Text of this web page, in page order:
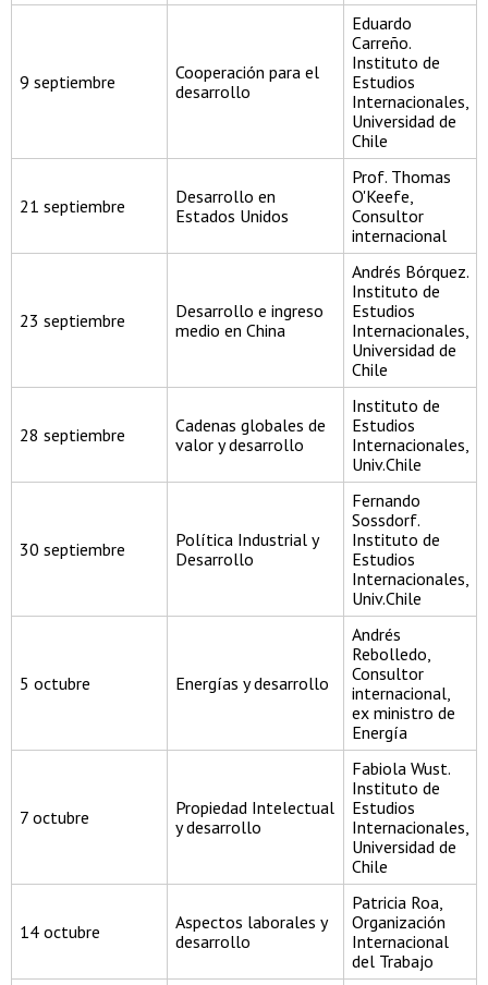
9 septiembre
Cooperación para el
desarrollo
Eduardo
Carreño.
Instituto de
Estudios
Internacionales,
Universidad de
Chile
21 septiembre
Desarrollo en
Estados Unidos
Prof. Thomas
O'Keefe,
Consultor
internacional
23 septiembre
Desarrollo e ingreso
medio en China
Andrés Bórquez.
Instituto de
Estudios
Internacionales,
Universidad de
Chile
28 septiembre
Cadenas globales de
valor y desarrollo
Instituto de
Estudios
Internacionales,
Univ.Chile
30 septiembre
Política Industrial y
Desarrollo
Fernando
Sossdorf.
Instituto de
Estudios
Internacionales,
Univ.Chile
5 octubre Energías y desarrollo
Andrés
Rebolledo,
Consultor
internacional,
ex ministro de
Energía
7 octubre
Propiedad Intelectual
y desarrollo
Fabiola Wust.
Instituto de
Estudios
Internacionales,
Universidad de
Chile
14 octubre
Aspectos laborales y
desarrollo
Patricia Roa,
Organización
Internacional
del Trabajo